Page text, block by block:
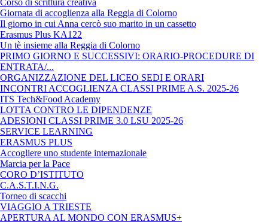
Giornata di accoglienza alla Reggia di Colorno
Il giorno in cui Anna cercò suo marito in un cassetto
Erasmus Plus KA122
Un tè insieme alla Reggia di Colorno
PRIMO GIORNO E SUCCESSIVI: ORARIO-PROCEDURE DI
ENTRATA/...
ORGANIZZAZIONE DEL LICEO SEDI E ORARI
INCONTRI ACCOGLIENZA CLASSI PRIME A.S. 2025-26
ITS Tech&Food Academy
LOTTA CONTRO LE DIPENDENZE
ADESIONI CLASSI PRIME 3.0 LSU 2025-26
SERVICE LEARNING
ERASMUS PLUS
Accogliere uno studente internazionale
Marcia per la Pace
CORO D’ISTITUTO
C.A.S.T.I.N.G.
Torneo di scacchi
VIAGGIO A TRIESTE
APERTURA AL MONDO CON ERASMUS+